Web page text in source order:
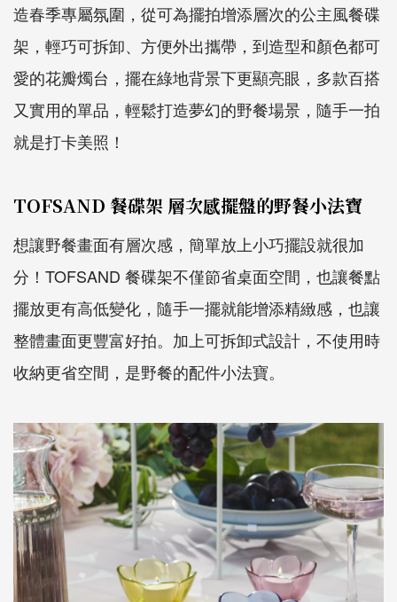
造春季專屬氛圍，從可為擺拍增添層次的公主風餐碟
架，輕巧可拆卸、方便外出攜帶，到造型和顏色都可
愛的花瓣燭台，擺在綠地背景下更顯亮眼，多款百搭
又實用的單品，輕鬆打造夢幻的野餐場景，隨手一拍
就是打卡美照！
TOFSAND 餐碟架 層次感擺盤的野餐小法寶
想讓野餐畫面有層次感，簡單放上小巧擺設就很加
分！TOFSAND 餐碟架不僅節省桌面空間，也讓餐點
擺放更有高低變化，隨手一擺就能增添精緻感，也讓
整體畫面更豐富好拍。加上可拆卸式設計，不使用時
收納更省空間，是野餐的配件小法寶。